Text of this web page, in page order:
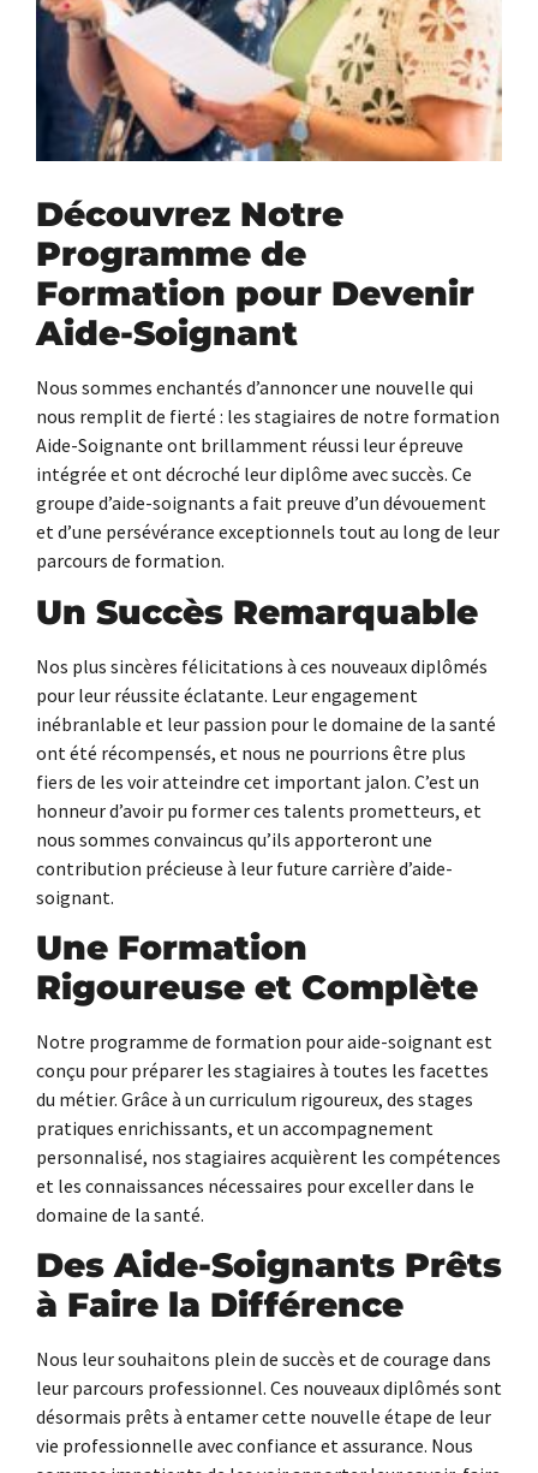
Découvrez Notre
Programme de
Formation pour Devenir
Aide-Soignant
Nous sommes enchantés d’annoncer une nouvelle qui
nous remplit de fierté : les stagiaires de notre formation
Aide-Soignante ont brillamment réussi leur épreuve
intégrée et ont décroché leur diplôme avec succès. Ce
groupe d’aide-soignants a fait preuve d’un dévouement
et d’une persévérance exceptionnels tout au long de leur
parcours de formation.
Un Succès Remarquable
Nos plus sincères félicitations à ces nouveaux diplômés
pour leur réussite éclatante. Leur engagement
inébranlable et leur passion pour le domaine de la santé
ont été récompensés, et nous ne pourrions être plus
fiers de les voir atteindre cet important jalon. C’est un
honneur d’avoir pu former ces talents prometteurs, et
nous sommes convaincus qu’ils apporteront une
contribution précieuse à leur future carrière d’aide-
soignant.
Une Formation
Rigoureuse et Complète
Notre programme de formation pour aide-soignant est
conçu pour préparer les stagiaires à toutes les facettes
du métier. Grâce à un curriculum rigoureux, des stages
pratiques enrichissants, et un accompagnement
personnalisé, nos stagiaires acquièrent les compétences
et les connaissances nécessaires pour exceller dans le
domaine de la santé.
Des Aide-Soignants Prêts
à Faire la Différence
Nous leur souhaitons plein de succès et de courage dans
leur parcours professionnel. Ces nouveaux diplômés sont
désormais prêts à entamer cette nouvelle étape de leur
vie professionnelle avec confiance et assurance. Nous